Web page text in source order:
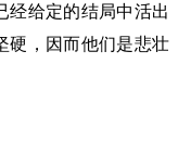
经给定的结局中活出
硬，因而他们是悲壮